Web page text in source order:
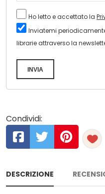
Ho letto e accettato la
Inviatemi
librarie attraverso la
INVIA
Condividi:
DESCRIZIONE